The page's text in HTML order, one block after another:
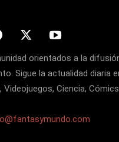
orientados a la
Sigue la actualidad diaria
Videojuegos, Ciencia, Cómics